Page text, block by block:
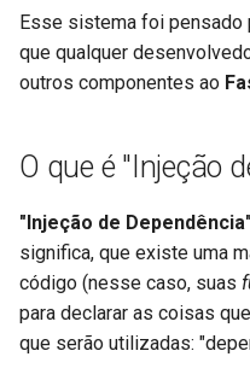
Retornos Adicionais no
OpenAPI
Cookies de Resposta
Cabeçalhos de resposta
Retorno - Altere o Código
Status
Dependências avançadas
Trabalhadores do Servidor -
Uvicorn com Trabalhadores
Docker
Extendendo o OpenAPI
Esquemas OpenAPI
Separados para Entrada e
Recursos Estáticos
Personalizados para a UI
Documentação
Própria)
Configure a UI do Swagger
APIRouter class
Request class
WebSockets
HTTPConnection class
newsletter
Esse sistema foi pensado
que qualquer
outros componentes ao
O que é "Injeção
"Injeção de Dependência"
significa, que existe uma
código (nesse caso, suas
para declarar as coisas
que serão utilizadas: